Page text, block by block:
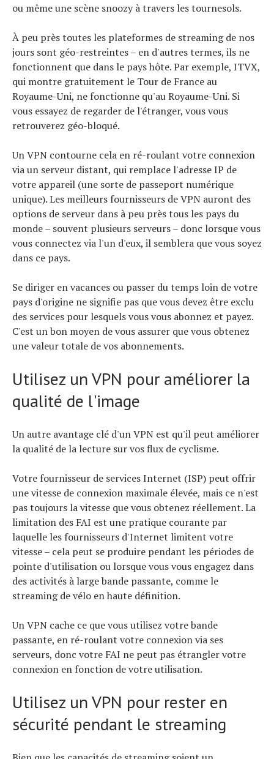
ou même une scène snoozy à travers les tournesols.
À peu près toutes les plateformes de streaming de nos
jours sont géo-restreintes – en d'autres termes, ils ne
fonctionnent que dans le pays hôte. Par exemple, ITVX,
qui montre gratuitement le Tour de France au
Royaume-Uni, ne fonctionne qu'au Royaume-Uni. Si
vous essayez de regarder de l'étranger, vous vous
retrouverez géo-bloqué.
Un VPN contourne cela en ré-roulant votre connexion
via un serveur distant, qui remplace l'adresse IP de
votre appareil (une sorte de passeport numérique
unique). Les meilleurs fournisseurs de VPN auront des
options de serveur dans à peu près tous les pays du
monde – souvent plusieurs serveurs – donc lorsque vous
vous connectez via l'un d'eux, il semblera que vous soyez
dans ce pays.
Se diriger en vacances ou passer du temps loin de votre
pays d'origine ne signifie pas que vous devez être exclu
des services pour lesquels vous vous abonnez et payez.
C'est un bon moyen de vous assurer que vous obtenez
une valeur totale de vos abonnements.
Utilisez un VPN pour améliorer la
qualité de l'image
Un autre avantage clé d'un VPN est qu'il peut améliorer
la qualité de la lecture sur vos flux de cyclisme.
Votre fournisseur de services Internet (ISP) peut offrir
une vitesse de connexion maximale élevée, mais ce n'est
pas toujours la vitesse que vous obtenez réellement. La
limitation des FAI est une pratique courante par
laquelle les fournisseurs d'Internet limitent votre
vitesse – cela peut se produire pendant les périodes de
pointe d'utilisation ou lorsque vous vous engagez dans
des activités à large bande passante, comme le
streaming de vélo en haute définition.
Un VPN cache ce que vous utilisez votre bande
passante, en ré-roulant votre connexion via ses
serveurs, donc votre FAI ne peut pas étrangler votre
connexion en fonction de votre utilisation.
Utilisez un VPN pour rester en
sécurité pendant le streaming